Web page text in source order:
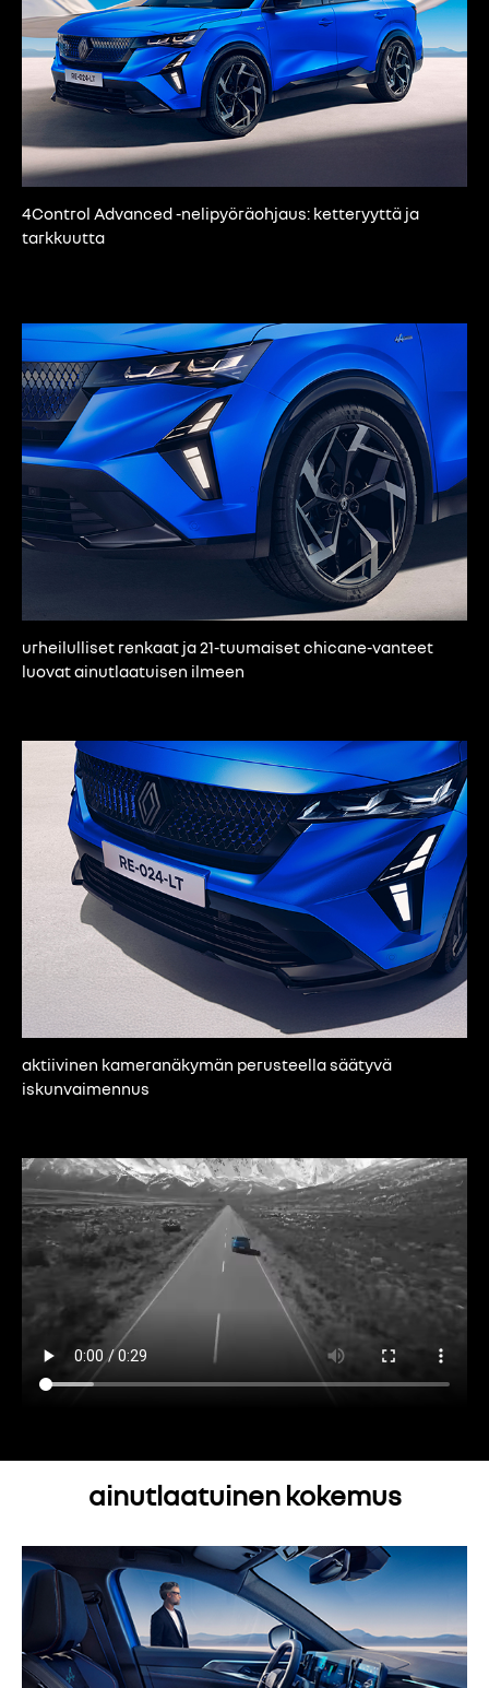
4Control Advanced -nelipyöräohjaus: ketteryyttä ja
tarkkuutta
urheilulliset renkaat ja 21-tuumaiset chicane-vanteet
luovat ainutlaatuisen ilmeen
aktiivinen kameranäkymän perusteella säätyvä
iskunvaimennus
ainutlaatuinen kokemus